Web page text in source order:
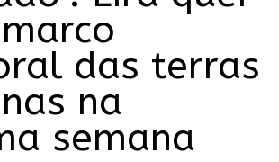
das terras
na
semana